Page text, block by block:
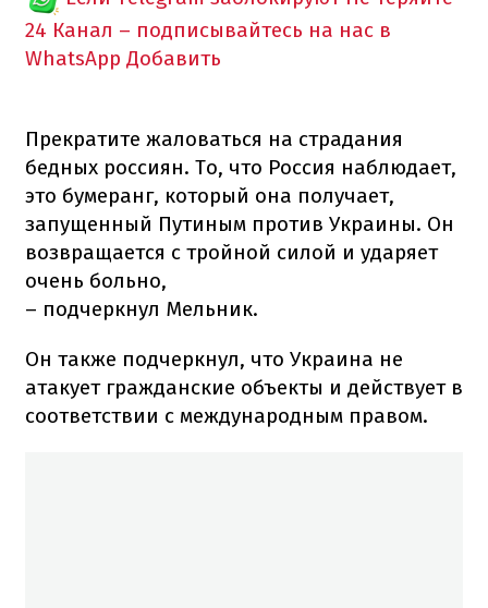
24 Канал – подписывайтесь на нас в
WhatsApp Добавить
Прекратите жаловаться на страдания
бедных россиян. То, что Россия наблюдает,
это бумеранг, который она получает,
запущенный Путиным против Украины. Он
возвращается с тройной силой и ударяет
очень больно,
– подчеркнул Мельник.
Он также подчеркнул, что Украина не
атакует гражданские объекты и действует в
соответствии с международным правом.